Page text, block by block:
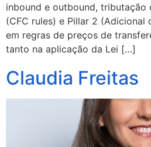
inbound e outbound, tributação
(CFC rules) e Pillar 2 (Adicional
em regras de preços de
tanto na aplicação da Lei […]
Claudia Freitas